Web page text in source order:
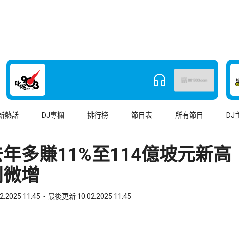
熱話 DJ專欄 排行榜 節目表 所有節目 DJ
年多賺11%至114億坡元新
增
11:45 最後更新 10.02.2025 11:45